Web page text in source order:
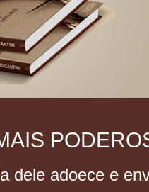
dele adoece e